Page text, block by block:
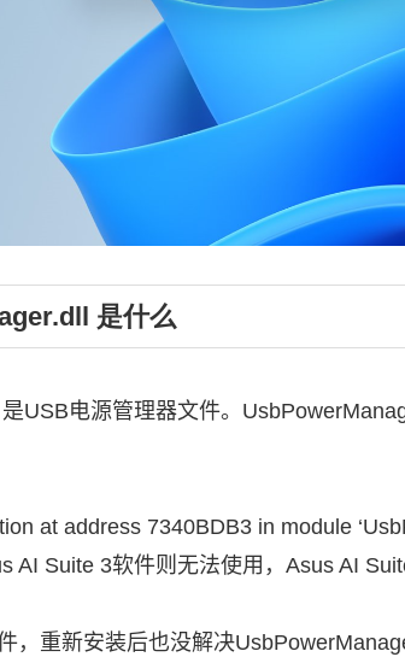
是什么
USB电源管理器文件。
at address 7340BDB3 in module
AI Suite 3软件则无法使用，Asus AI
，重新安装后也没解决